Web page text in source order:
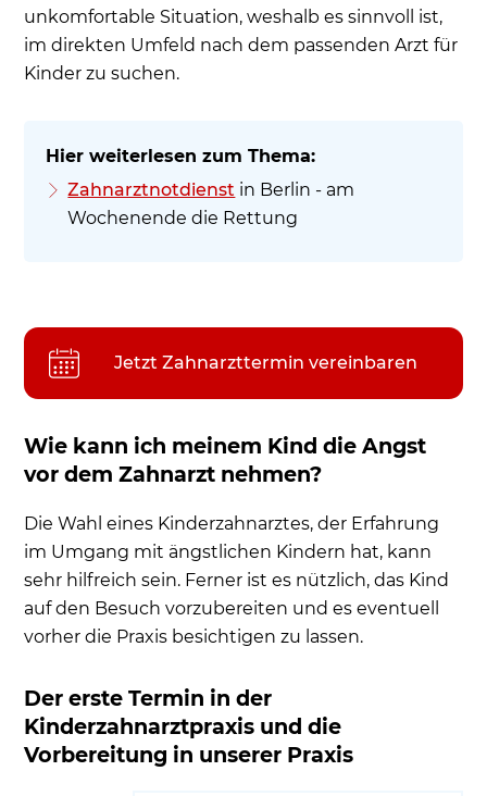
unkomfortable Situation, weshalb es sinnvoll ist,
im direkten Umfeld nach dem passenden Arzt für
Kinder zu suchen.
Zahnarztnotdienst in Berlin - am
Wochenende die Rettung
Jetzt Zahnarzttermin vereinbaren
Wie kann ich meinem Kind die Angst
vor dem Zahnarzt nehmen?
Die Wahl eines Kinderzahnarztes, der Erfahrung
im Umgang mit ängstlichen Kindern hat, kann
sehr hilfreich sein. Ferner ist es nützlich, das Kind
auf den Besuch vorzubereiten und es eventuell
vorher die Praxis besichtigen zu lassen.
Der erste Termin in der
Kinderzahnarztpraxis und die
Vorbereitung in unserer Praxis